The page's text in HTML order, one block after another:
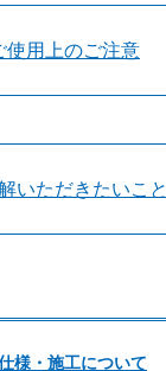
使用上のご注意
いただきたいこと
様・施工について